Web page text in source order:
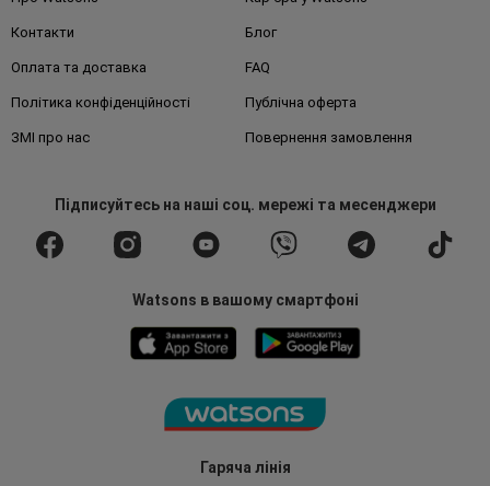
Гаряча лінія
Контакти Блог
Оплата та доставка FAQ
Політика конфіденційності Публічна оферта
ЗМІ про нас Повернення замовлення
Підписуйтесьна наші соц. мережі та месенджери
Watsons в вашому смартфоні